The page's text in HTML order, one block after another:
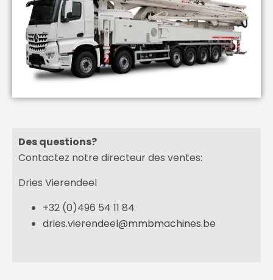
Des questions?
Contactez notre directeur des ventes:
Dries Vierendeel
+32 (0)496 54 11 84
dries.vierendeel@mmbmachines.be